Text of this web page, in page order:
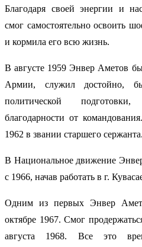
Благодаря своей энергии и
смог самостоятельно освоить
и кормила его всю жизнь.
В августе 1959 Энвер Аметов
Армии, служил достойно,
политической
благодарности от
1962 в звании старшего сержанта.
В Национальное движение
с 1966, начав работать в г.
Одним из первых Энвер
октябре 1967. Смог
августа 1968. Все это